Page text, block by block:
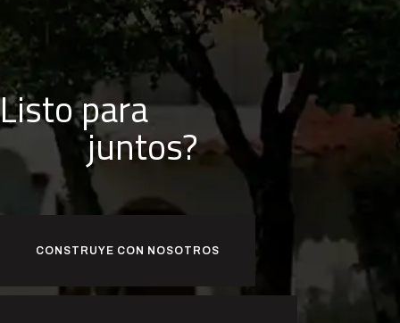
Listo para
juntos?
CONSTRUYE CON NOSOTROS